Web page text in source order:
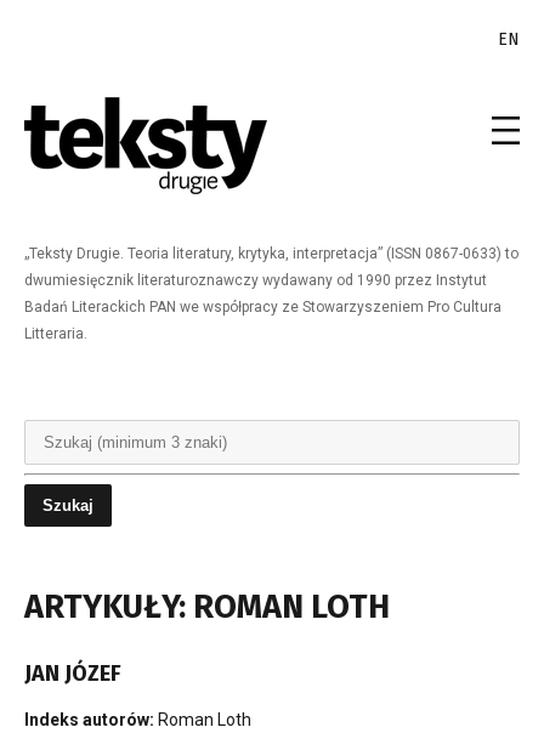
EN
„Teksty Drugie. Teoria literatury, krytyka, interpretacja” (ISSN 0867-0633) to
dwumiesięcznik literaturoznawczy wydawany od 1990 przez Instytut
Badań Literackich PAN we współpracy ze Stowarzyszeniem Pro Cultura
Litteraria.
ARTYKUŁY: ROMAN LOTH
JAN JÓZEF
Indeks autorów: Roman Loth